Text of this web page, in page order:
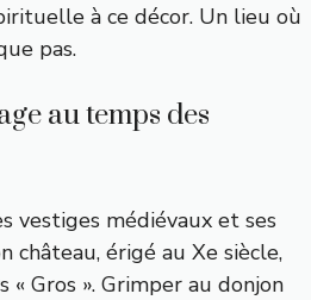
à ce décor. Un lieu où
pas.
au temps des
vestiges médiévaux et ses
château, érigé au Xe siècle,
Gros ». Grimper au donjon